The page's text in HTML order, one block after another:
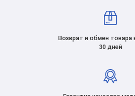
Возврат и обмен товара
30 дней